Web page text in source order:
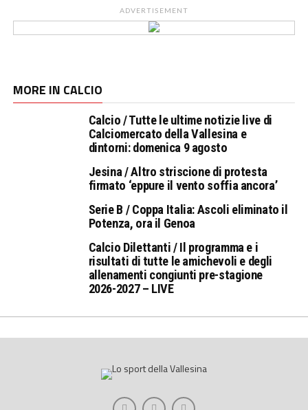
ADVERTISEMENT
MORE IN CALCIO
Calcio / Tutte le ultime notizie live di
Calciomercato della Vallesina e
dintorni: domenica 9 agosto
Jesina / Altro striscione di protesta
firmato ‘eppure il vento soffia ancora’
Serie B / Coppa Italia: Ascoli eliminato il
Potenza, ora il Genoa
Calcio Dilettanti / Il programma e i
risultati di tutte le amichevoli e degli
allenamenti congiunti pre-stagione
2026-2027 – LIVE